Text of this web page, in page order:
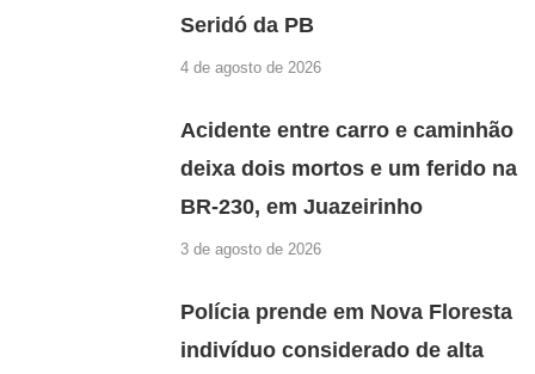
Seridó da PB
4 de agosto de 2026
Acidente entre carro e caminhão
deixa dois mortos e um ferido na
BR-230, em Juazeirinho
3 de agosto de 2026
Polícia prende em Nova Floresta
indivíduo considerado de alta